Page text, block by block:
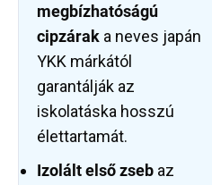
megbízhatóságú
cipzárak a neves japán
YKK márkától
garantálják az
iskolatáska hosszú
élettartamát.
Izolált első zseb az